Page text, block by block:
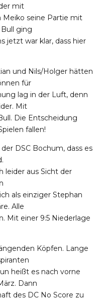
mit
Meiko seine Partie mit
ging
jetzt war klar, dass hier
und Nils/Holger hätten
für
lag in der Luft, denn
Mit
Die Entscheidung
fallen!
DSC Bochum, dass es
leider aus Sicht der
als einziger Stephan
Alle
Mit einer 9:5 Niederlage
Köpfen. Lange
heißt es nach vorne
Dann
des DC No Score zu